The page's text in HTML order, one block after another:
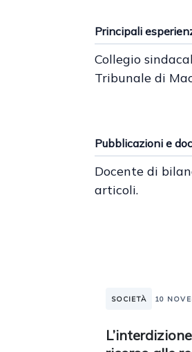
Principali
Collegio
Tribunale di
Pubblicazioni e
Docente di
articoli.
SOCIETÀ 10